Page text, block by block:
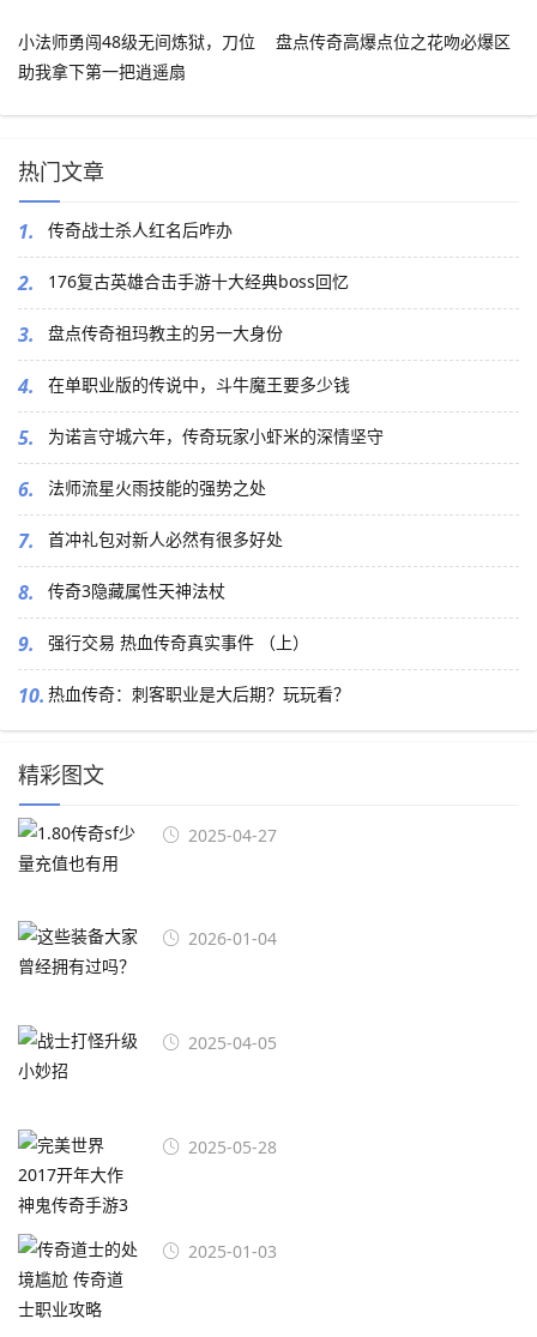
小法师勇闯48级无间炼狱，刀位
助我拿下第一把逍遥扇
盘点传奇高爆点位之花吻必爆区
热门文章
1. 传奇战士杀人红名后咋办
2. 176复古英雄合击手游十大经典boss回忆
3. 盘点传奇祖玛教主的另一大身份
4. 在单职业版的传说中，斗牛魔王要多少钱
5. 为诺言守城六年，传奇玩家小虾米的深情坚守
6. 法师流星火雨技能的强势之处
7. 首冲礼包对新人必然有很多好处
8. 传奇3隐藏属性天神法杖
9. 强行交易 热血传奇真实事件 （上）
10. 热血传奇：刺客职业是大后期？玩玩看？
精彩图文
2025-04-27
2026-01-04
2025-04-05
2025-05-28
2025-01-03